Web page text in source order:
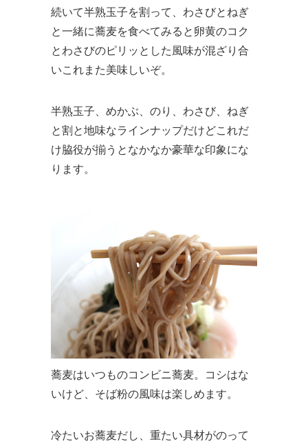
続いて半熟玉子を割って、わさびとねぎ
と一緒に蕎麦を食べてみると卵黄のコク
とわさびのピリッとした風味が混ざり合
いこれまた美味しいぞ。
半熟玉子、めかぶ、のり、わさび、ねぎ
と割と地味なラインナップだけどこれだ
け脇役が揃うとなかなか豪華な印象にな
ります。
蕎麦はいつものコンビニ蕎麦。コシはな
いけど、そば粉の風味は楽しめます。
冷たいお蕎麦だし、重たい具材がのって